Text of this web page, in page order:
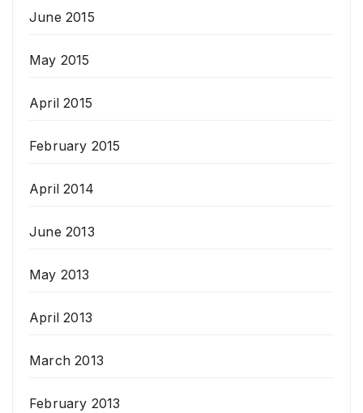
June 2015
May 2015
April 2015
February 2015
April 2014
June 2013
May 2013
April 2013
March 2013
February 2013